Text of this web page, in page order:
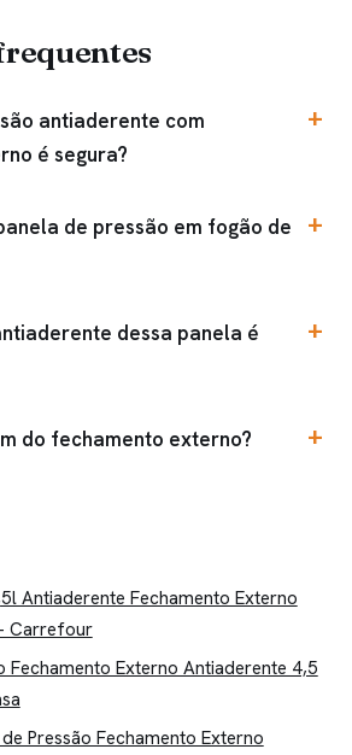
antiaderente com
é segura?
de pressão em fogão de
dessa panela é
do fechamento externo?
Antiaderente Fechamento Externo
Carrefour
Fechamento Externo Antiaderente 4,5
Pressão Fechamento Externo